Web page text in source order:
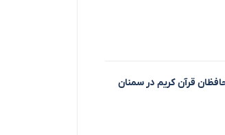
قرآن کریم در سمنان